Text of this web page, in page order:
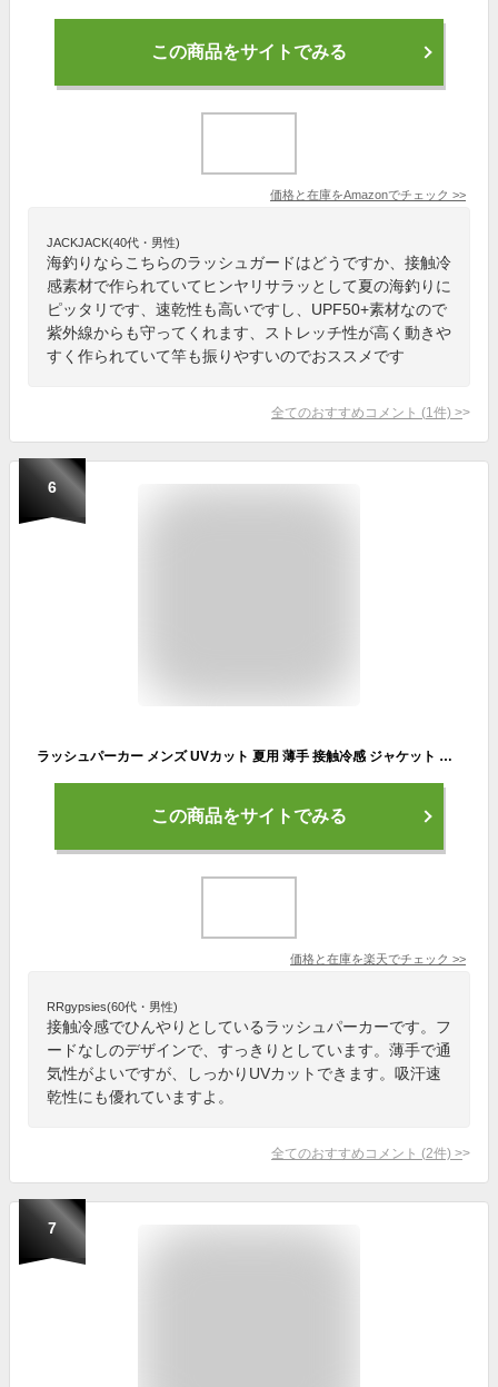
この商品をサイトでみる
価格と在庫をAmazonでチェック >>
JACKJACK(40代・男性)
海釣りならこちらのラッシュガードはどうですか、接触冷
感素材で作られていてヒンヤリサラッとして夏の海釣りに
ピッタリです、速乾性も高いですし、UPF50+素材なので
紫外線からも守ってくれます、ストレッチ性が高く動きや
すく作られていて竿も振りやすいのでおススメです
全てのおすすめコメント (1 件) >
6
ラッシュパーカー メンズ UVカット 夏用 薄手 接触冷感 ジャケット 長袖 フードなし 立ち襟 コート 涼しい ひんやり 吸汗 速乾 紫外線対策 日焼け防止 冷房対策 ジャンパー 無地 軽量 通気性 ブルゾン 大きいサイズ カジュアル アウトドア スポーツ用 送料無料
この商品をサイトでみる
価格と在庫を楽天でチェック >>
RRgypsies(60代・男性)
接触冷感でひんやりとしているラッシュパーカーです。フ
ードなしのデザインで、すっきりとしています。薄手で通
気性がよいですが、しっかりUVカットできます。吸汗速
乾性にも優れていますよ。
全てのおすすめコメント (2件) >
7